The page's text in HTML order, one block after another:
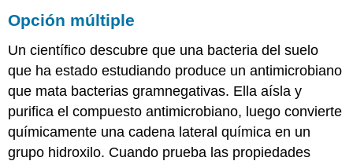
Opción múltiple
Un científico descubre que una bacteria del suelo
que ha estado estudiando produce un antimicrobiano
que mata bacterias gramnegativas. Ella aísla y
purifica el compuesto antimicrobiano, luego convierte
químicamente una cadena lateral química en un
grupo hidroxilo. Cuando prueba las propiedades